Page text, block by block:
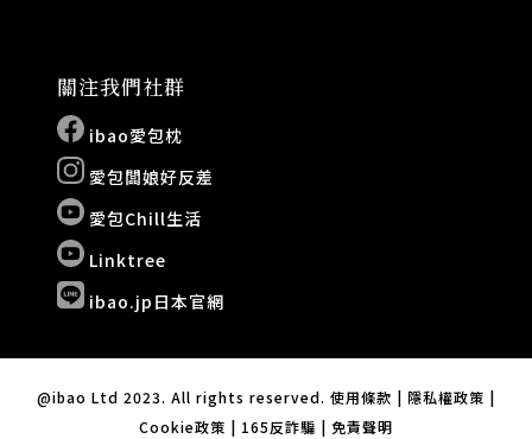
關注我們社群
ibao愛包枕
愛包闆娘好反差
愛包Chill生活
Linktree
ibao.jp日本官網
@ibao Ltd 2023. All rights reserved. 使用條款 | 隱私權政策 |
Cookie政策 | 165反詐騙 | 免責聲明